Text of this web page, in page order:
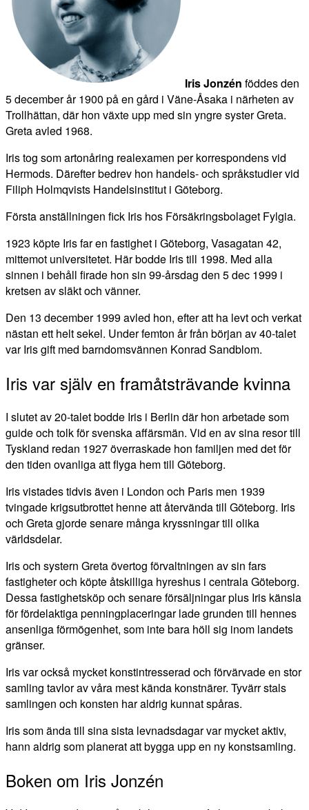
Iris Jonzén föddes den
5 december år 1900 på en gård i Väne-Åsaka i närheten av
Trollhättan, där hon växte upp med sin yngre syster Greta.
Greta avled 1968.
Iris tog som artonåring realexamen per korrespondens vid
Hermods. Därefter bedrev hon handels- och språkstudier vid
Filiph Holmqvists Handelsinstitut i Göteborg.
Första anställningen fick Iris hos Försäkringsbolaget Fylgia.
1923 köpte Iris far en fastighet i Göteborg, Vasagatan 42,
mittemot universitetet. Här bodde Iris till 1998. Med alla
sinnen i behåll firade hon sin 99-årsdag den 5 dec 1999 i
kretsen av släkt och vänner.
Den 13 december 1999 avled hon, efter att ha levt och verkat
nästan ett helt sekel. Under femton år från början av 40-talet
var Iris gift med barndomsvännen Konrad Sandblom.
Iris var själv en framåtsträvande kvinna
I slutet av 20-talet bodde Iris i Berlin där hon arbetade som
guide och tolk för svenska affärsmän. Vid en av sina resor till
Tyskland redan 1927 överraskade hon familjen med det för
den tiden ovanliga att flyga hem till Göteborg.
Iris vistades tidvis även i London och Paris men 1939
tvingade krigsutbrottet henne att återvända till Göteborg. Iris
och Greta gjorde senare många kryssningar till olika
världsdelar.
Iris och systern Greta övertog förvaltningen av sin fars
fastigheter och köpte åtskilliga hyreshus i centrala Göteborg.
Dessa fastighetsköp och senare försäljningar plus Iris känsla
för fördelaktiga penningplaceringar lade grunden till hennes
ansenliga förmögenhet, som inte bara höll sig inom landets
gränser.
Iris var också mycket konstintresserad och förvärvade en stor
samling tavlor av våra mest kända konstnärer. Tyvärr stals
samlingen och konsten har aldrig kunnat spåras.
Iris som ända till sina sista levnadsdagar var mycket aktiv,
hann aldrig som planerat att bygga upp en ny konstsamling.
Boken om Iris Jonzén